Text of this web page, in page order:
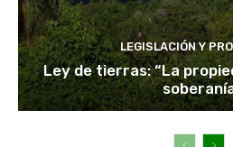
LEGISLACIÓN Y
Ley de tierras: “La